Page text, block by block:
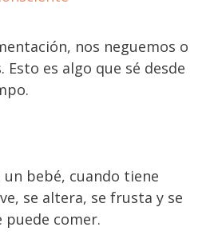
nos neguemos o
Esto es algo que sé desde
un bebé, cuando tiene
se altera, se frusta y se
puede comer.